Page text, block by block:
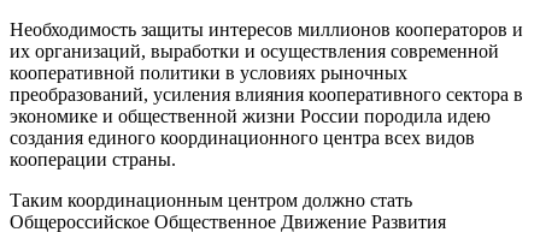
Необходимость защиты интересов миллионов кооператоров и
их организаций, выработки и осуществления современной
кооперативной политики в условиях рыночных
преобразований, усиления влияния кооперативного сектора в
экономике и общественной жизни России породила идею
создания единого координационного центра всех видов
кооперации страны.
Таким координационным центром должно стать
Общероссийское Общественное Движение Развития